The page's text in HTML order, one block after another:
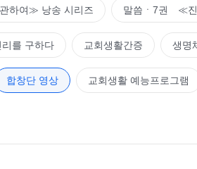
하여≫ 낭송 시리즈 말씀ㆍ7권 ≪진
를 구하다 교회생활간증 생명
합창단 영상 교회생활 예능프로그램